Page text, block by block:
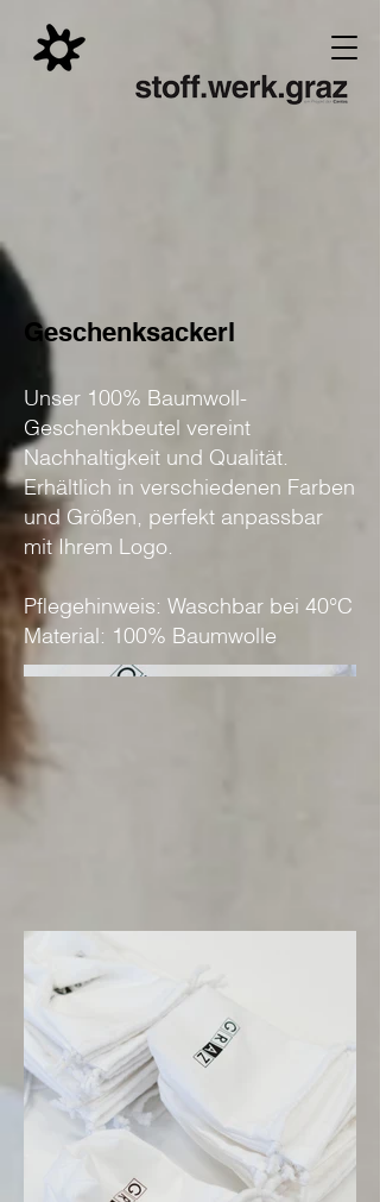
Geschenksackerl
Unser 100% Baumwoll-
Geschenkbeutel vereint
Nachhaltigkeit und Qualität.
Erhältlich in verschiedenen Farben
und Größen, perfekt anpassbar
mit Ihrem Logo.
Pflegehinweis: Waschbar bei 40°C
Material: 100% Baumwolle